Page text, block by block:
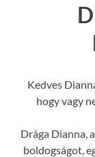
Kedves
hogy vagy
Drága Dianna,
boldogságot,